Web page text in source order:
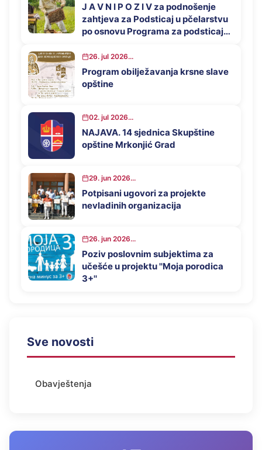
J A V N I P O Z I V za podnošenje
zahtjeva za Podsticaj u pčelarstvu
po osnovu Programa za podsticaj
Mrkonjić Grad u 2026. godini
26. jul 2026...
Program obilježavanja krsne slave
opštine
02. jul 2026...
NAJAVA. 14 sjednica Skupštine
opštine Mrkonjić Grad
29. jun 2026...
Potpisani ugovori za projekte
nevladinih organizacija
26. jun 2026...
Poziv poslovnim subjektima za
učešće u projektu ''Moja porodica
3+''
Sve novosti
Obavještenja